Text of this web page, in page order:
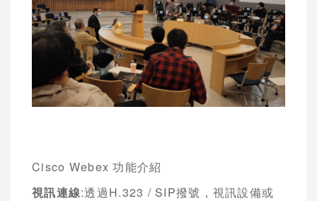
Cisco Webex功能介紹
視訊連線:透過H.323 / SIP撥號，視訊設備或